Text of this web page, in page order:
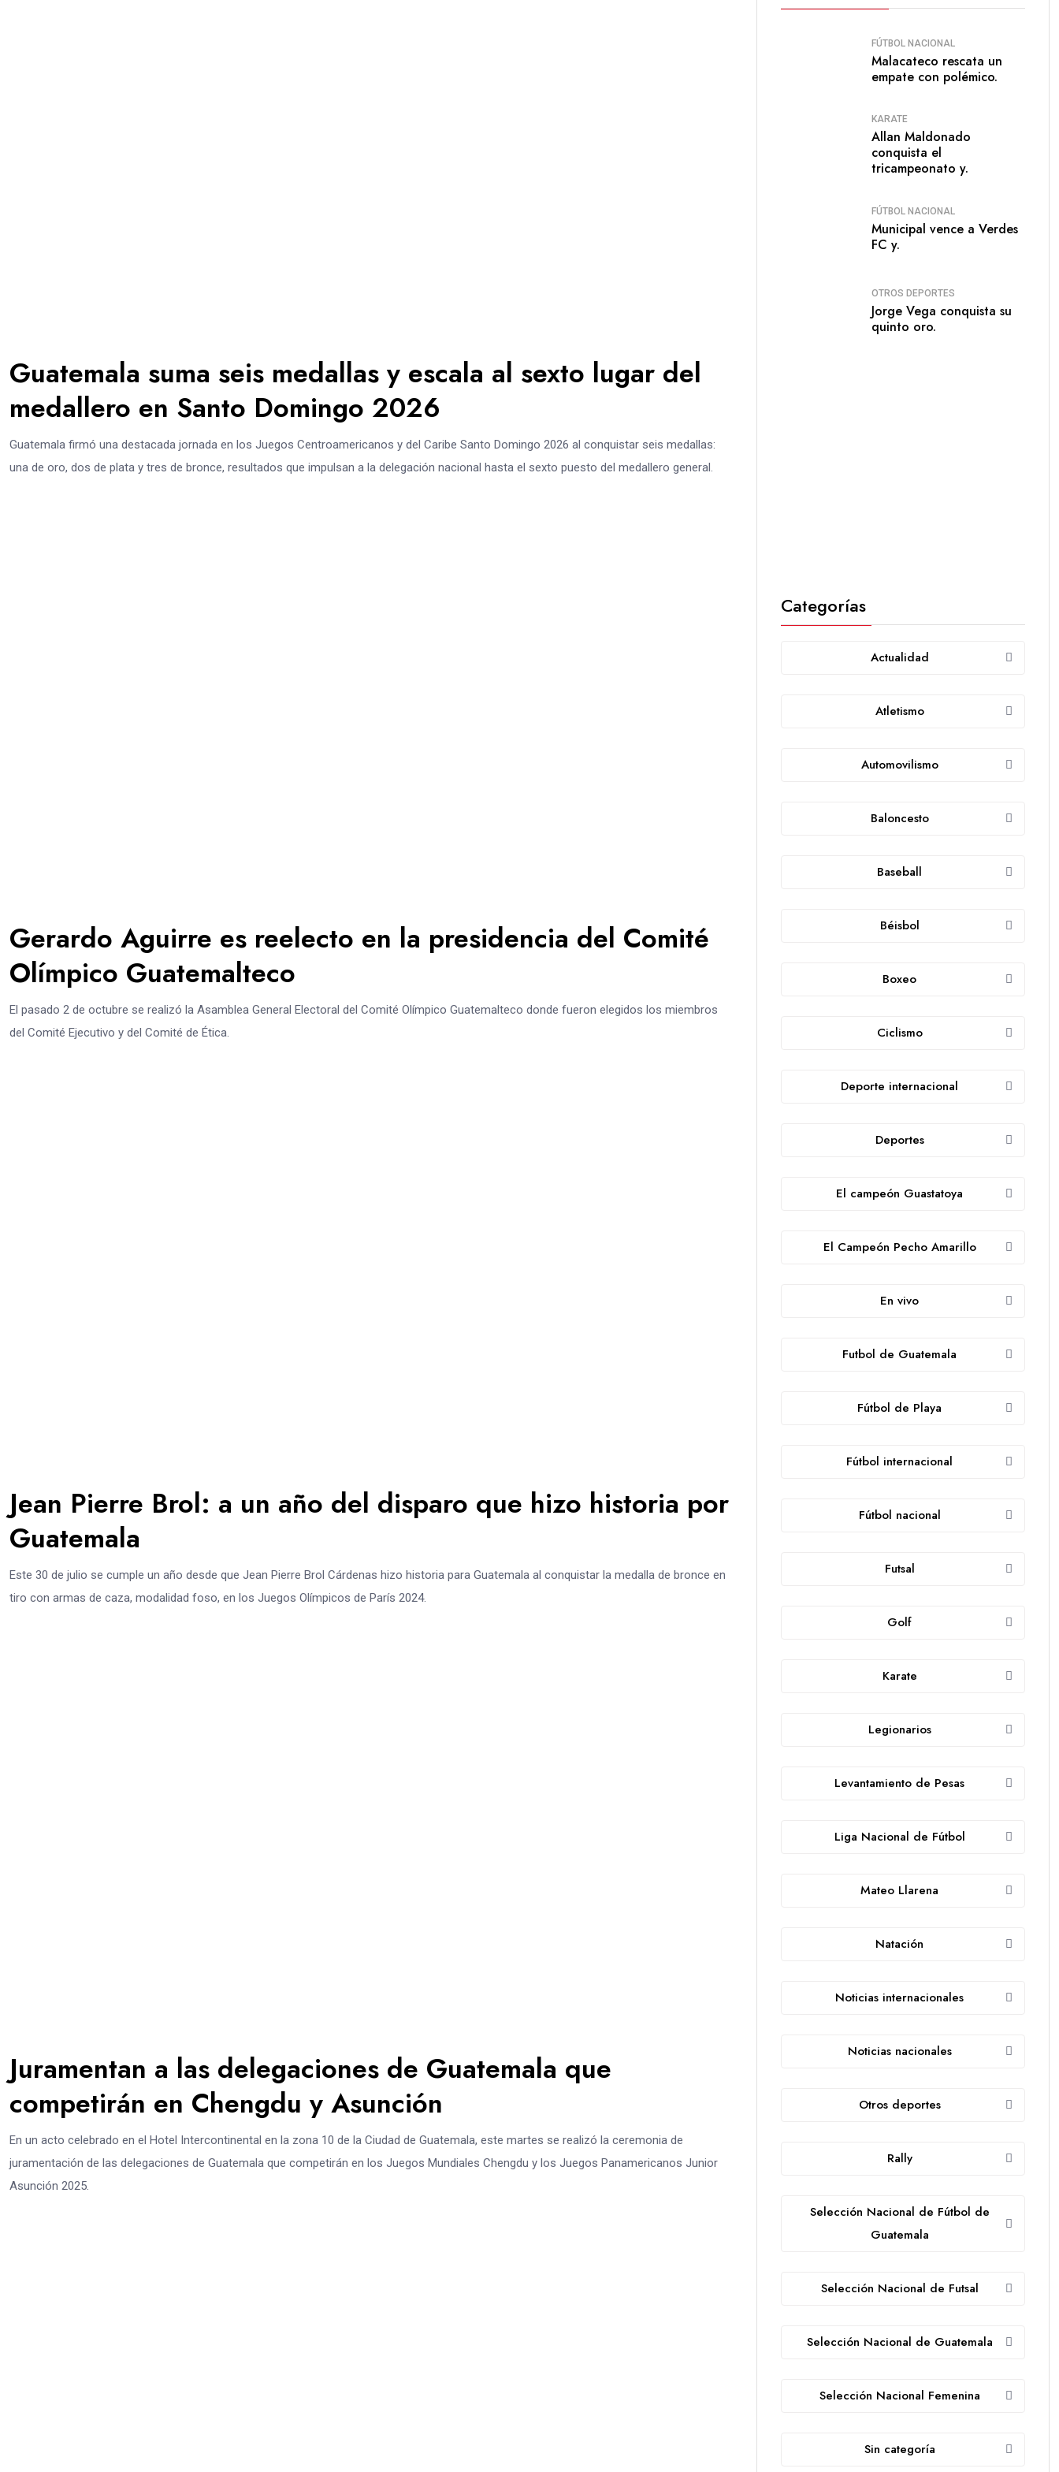
Guatemala suma seis medallas y escala al sexto lugar del
medallero en Santo Domingo 2026
Guatemala firmó una destacada jornada en los Juegos Centroamericanos y del Caribe Santo Domingo 2026 al conquistar seis medallas:
una de oro, dos de plata y tres de bronce, resultados que impulsan a la delegación nacional hasta el sexto puesto del medallero general.
Gerardo Aguirre es reelecto en la presidencia del Comité
Olímpico Guatemalteco
El pasado 2 de octubre se realizó la Asamblea General Electoral del Comité Olímpico Guatemalteco donde fueron elegidos los miembros
del Comité Ejecutivo y del Comité de Ética.
Jean Pierre Brol: a un año del disparo que hizo historia por
Guatemala
Este 30 de julio se cumple un año desde que Jean Pierre Brol Cárdenas hizo historia para Guatemala al conquistar la medalla de bronce en
tiro con armas de caza, modalidad foso, en los Juegos Olímpicos de París 2024.
Juramentan a las delegaciones de Guatemala que
competirán en Chengdu y Asunción
En un acto celebrado en el Hotel Intercontinental en la zona 10 de la Ciudad de Guatemala, este martes se realizó la ceremonia de
juramentación de las delegaciones de Guatemala que competirán en los Juegos Mundiales Chengdu y los Juegos Panamericanos Junior
Asunción 2025.
FÚTBOL NACIONAL
Malacateco rescata un
empate con polémico.
KARATE
Allan Maldonado
conquista el
tricampeonato y.
FÚTBOL NACIONAL
Municipal vence a Verdes
FC y.
OTROS DEPORTES
Jorge Vega conquista su
quinto oro.
Categorías
Actualidad
Atletismo
Automovilismo
Baloncesto
Baseball
Béisbol
Boxeo
Ciclismo
Deporte internacional
Deportes
El campeón Guastatoya
El Campeón Pecho Amarillo
En vivo
Futbol de Guatemala
Fútbol de Playa
Fútbol internacional
Fútbol nacional
Futsal
Golf
Karate
Legionarios
Levantamiento de Pesas
Liga Nacional de Fútbol
Mateo Llarena
Natación
Noticias internacionales
Noticias nacionales
Otros deportes
Rally
Selección Nacional de Fútbol de
Guatemala
Selección Nacional de Futsal
Selección Nacional de Guatemala
Selección Nacional Femenina
Sin categoría